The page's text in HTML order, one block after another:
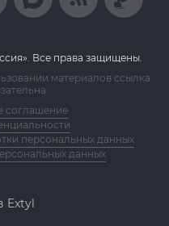
Все права защищены.
материалов ссылка
соглашение
персональных данных
данных
Extyl